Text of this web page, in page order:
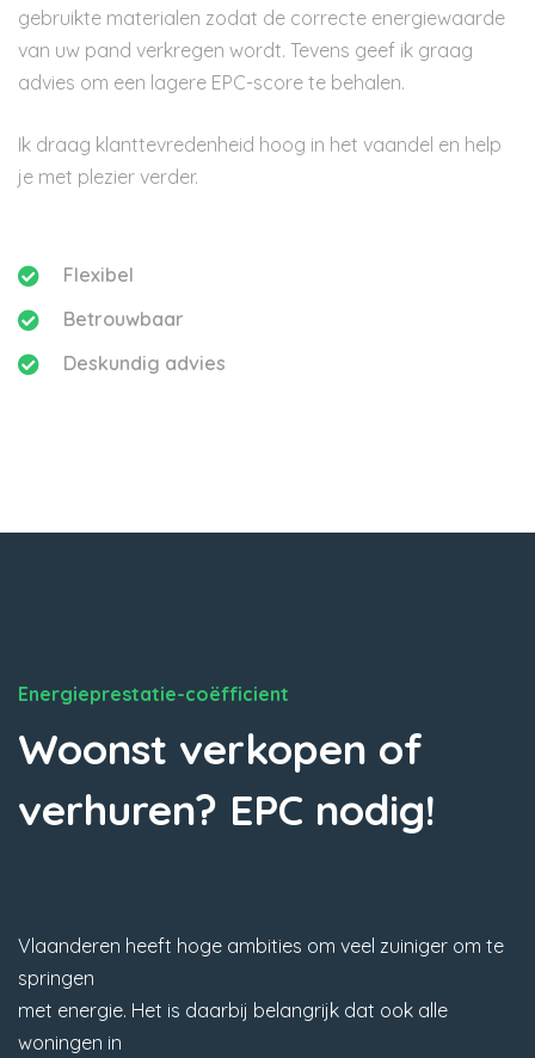
gebruikte materialen zodat de correcte energiewaarde
van uw pand verkregen wordt. Tevens geef ik graag
advies om een lagere EPC-score te behalen.
Ik draag klanttevredenheid hoog in het vaandel en help
je met plezier verder.
Flexibel
Betrouwbaar
Deskundig advies
Energieprestatie-coëfficient
Woonst verkopen of
verhuren? EPC nodig!
Vlaanderen heeft hoge ambities om veel zuiniger om te
springen
met energie. Het is daarbij belangrijk dat ook alle
woningen in